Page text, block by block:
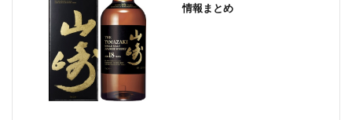
情報まとめ